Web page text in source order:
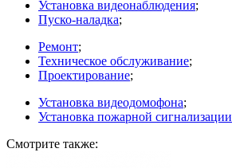
Установка видеонаблюдения;
Пуско-наладка;
Ремонт;
Техническое обслуживание;
Проектирование;
Установка видеодомофона;
Установка пожарной сигнализации
Смотрите также: